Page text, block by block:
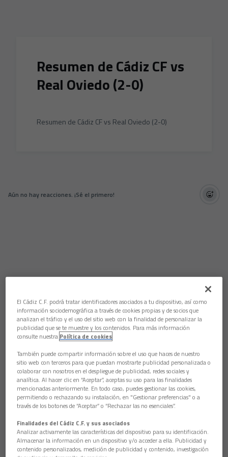
Resumen de Cádiz CF vs
Real Oviedo (2-0)
Resumen de Cádiz CF vs Real Oviedo (2-0)
Aún no hay reacciones. ¡Sé el primero!
El Cádiz C.F. podrá tratar identificadores asociados a tu dispositivo, así como
información sociodemográfica a través de cookies propias y de socios que
analizan el tráfico y el uso del sitio web con la finalidad de personalizar la
publicidad que se te muestre y los contenidos. Para más información
consulte nuestra Política de cookies
También puede compartir información sobre el uso que haces de nuestro
sitio web con terceros para que puedan mostrarte publicidad personalizada o
colaborar con nosotros en el despliegue de publicidad, redes sociales y
analítica. Al hacer clic en “Aceptar”, aceptas su uso para las finalidades
mencionadas anteriormente. En todo caso, puedes gestionar las cookies,
permitiendo o rechazando su instalación, en "Gestionar preferencias" o a
través de los botones de “Aceptar” o “Rechazar las no esenciales”.
Finalidades del Cádiz C.F. y sus asociados
Analizar activamente las características del dispositivo para su identificación.
Almacenar la información en un dispositivo y/o acceder a ella. Publicidad y
contenido personalizados, medición de publicidad y contenido, investigación